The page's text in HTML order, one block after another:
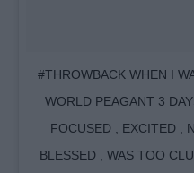
#THROWBACK WHEN I
WORLD PEAGANT 3
FOCUSED , EXCITED ,
BLESSED , WAS TOO